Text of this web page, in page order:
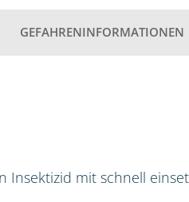
GEFAHRENINFORMATIONEN
Insektizid mit schnell